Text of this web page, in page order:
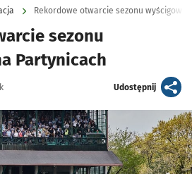
Rekordowe otwarcie sezonu
sezonu
Partynicach
Udostępnijartykuł